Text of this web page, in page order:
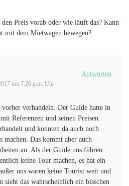
Preis vorab oder wie läuft das? Kann
mit dem Mietwagen bewegen?
um 7:20 p.m. Uhr
Antworten
verhandeln. Der Guide hatte in
Referenzen und seinen Preisen.
und konnten da auch noch
machen. Das kommt aber auch
an. Als der Guide uns führen
keine Tour machen, es hat ein
uns waren keine Tourist weit und
sieht das wahrscheinlich ein bisschen